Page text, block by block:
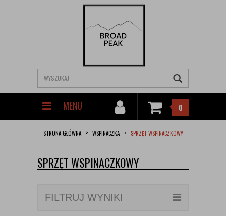
MENU 0
STRONA GŁÓWNA WSPINACZKA SPRZĘT WSPINACZKOWY
SPRZĘT WSPINACZKOWY
FILTRUJ WYNIKI